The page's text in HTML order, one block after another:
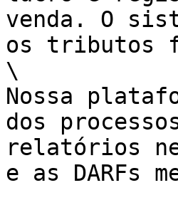
venda. O
os tributos
\
Nossa
dos
relatórios
e as DARFs